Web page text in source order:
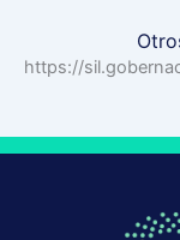
https://